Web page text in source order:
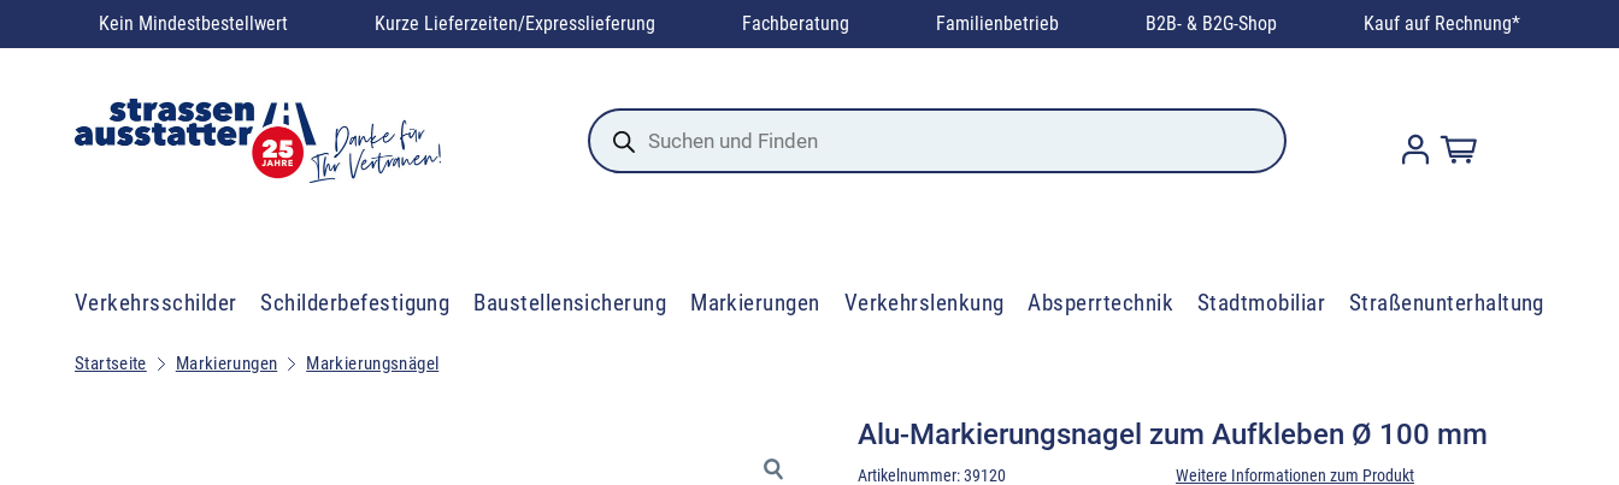
Kein Mindestbestellwert Kurze Lieferzeiten/Expresslieferung Fachberatung Familienbetrieb B2B- & B2G-Shop Kauf auf Rechnung*
Products
search
Verkehrsschilder Schilderbefestigung Baustellensicherung Markierungen Verkehrslenkung Absperrtechnik Stadtmobiliar Straßenunterhaltung
Startseite Markierungen Markierungsnägel
Alu-Markierungsnagel zum Aufkleben Ø 100 mm
Artikelnummer:39120 Weitere Informationen zum Produkt